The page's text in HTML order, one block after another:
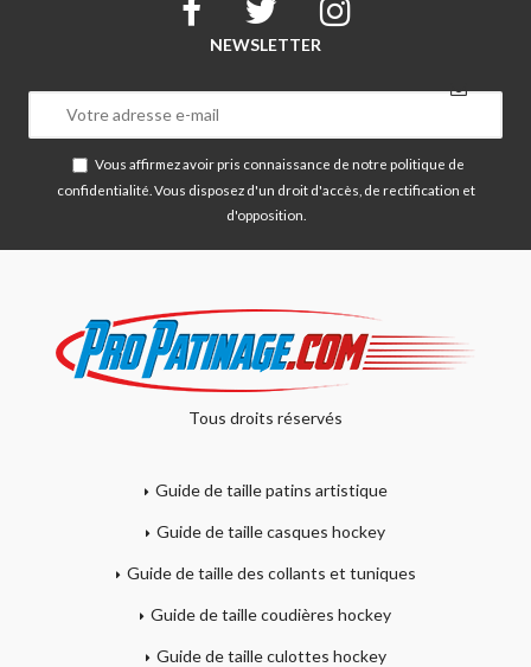
NEWSLETTER
Vous affirmez avoir pris connaissance de notre politique de
confidentialité . Vous disposez d'un droit d'accès, de rectification et
d'opposition.
Tous droits réservés
Guide de taille patins artistique
Guide de taille casques hockey
Guide de taille des collants et tuniques
Guide de taille coudières hockey
Guide de taille culottes hockey